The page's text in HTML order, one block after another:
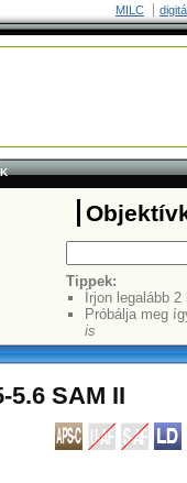
MILC
Tippek:
Írjon legalább
Próbálja meg
is
5.6 SAM II